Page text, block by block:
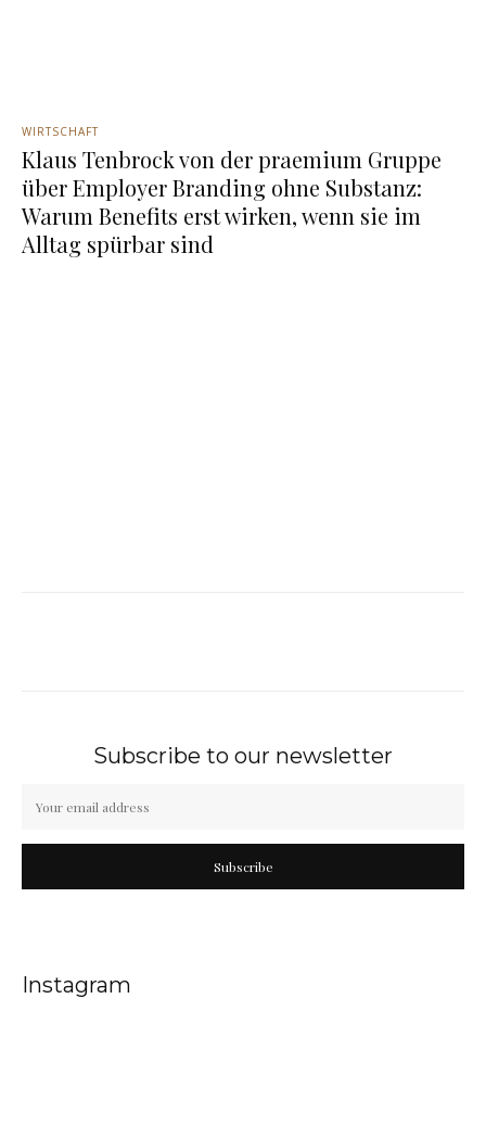
WIRTSCHAFT
Klaus Tenbrock von der praemium Gruppe
über Employer Branding ohne Substanz:
Warum Benefits erst wirken, wenn sie im
Alltag spürbar sind
Subscribe to our newsletter
Subscribe
Instagram